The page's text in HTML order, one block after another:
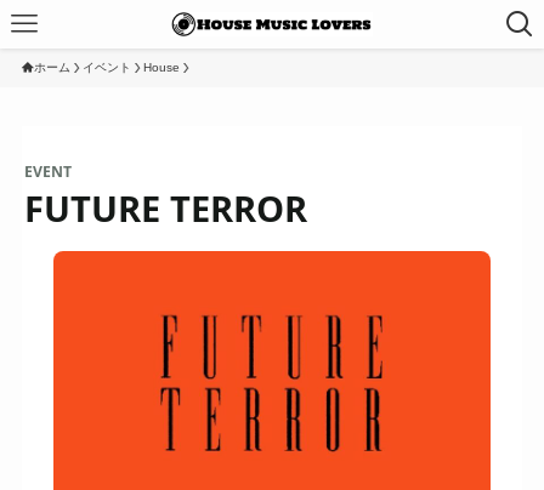
ホーム イベント House
EVENT
FUTURE TERROR